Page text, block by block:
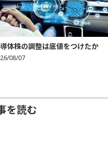
体株の調整は底値をつけたか
08/07
を読む